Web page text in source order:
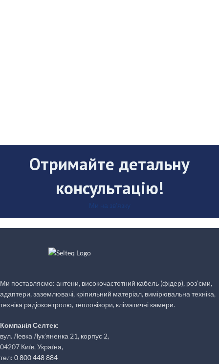
Отримайте детальну
консультацію!
Ми на зв'язку
Ми поставляємо: антени, високочастотний кабель (фідер), роз’єми,
адаптери, заземлювачі, кріпильний матеріал, вимірювальна техніка,
техніка радіоконтролю, тепловізори, кліматичні камери.
Компанія Селтек:
вул. Левка Лукʼяненка 21, корпус 2,
04207 Київ, Україна,
тел: 0 800 448 884